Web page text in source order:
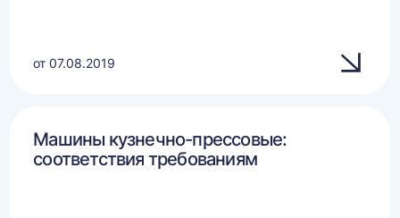
от 07.08.2019
Машины кузнечно-прессовые:
соответствия требованиям